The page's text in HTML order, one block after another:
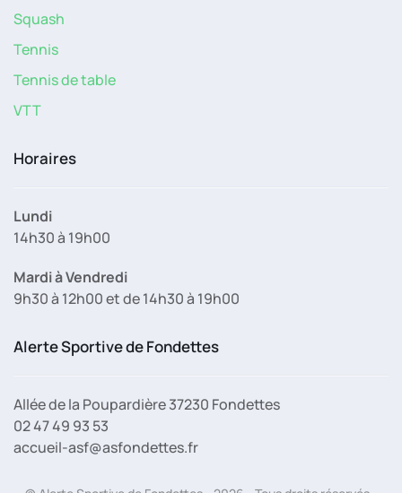
Squash
Tennis
Tennis de table
VTT
Horaires
Lundi
14h30 à 19h00
Mardi à Vendredi
9h30 à 12h00 et de 14h30 à 19h00
Alerte Sportive de Fondettes
Allée de la Poupardière 37230 Fondettes
02 47 49 93 53
accueil-asf@asfondettes.fr